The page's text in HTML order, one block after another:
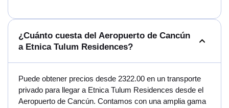
¿Cuánto cuesta del Aeropuerto de Cancún
a Etnica Tulum Residences?
Puede obtener precios desde 2322.00 en un transporte
privado para llegar a Etnica Tulum Residences desde el
Aeropuerto de Cancún. Contamos con una amplia gama